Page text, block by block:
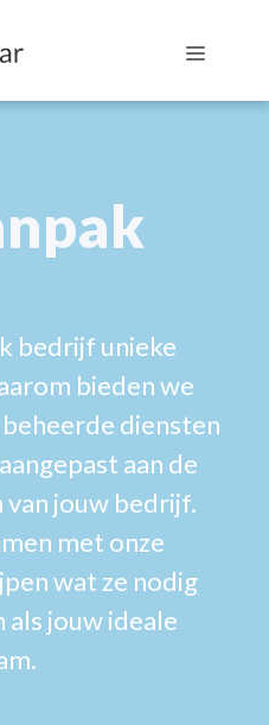
Menu
bedrijf unieke
bieden we
diensten
aan de
jouw bedrijf.
met onze
wat ze nodig
als jouw ideale